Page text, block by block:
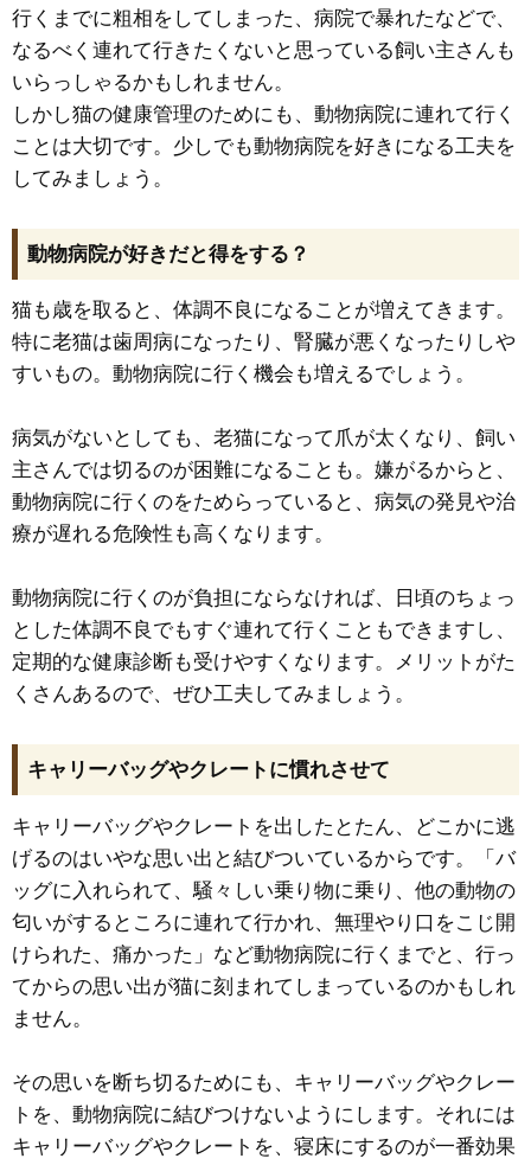
行くまでに粗相をしてしまった、病院で暴れたなどで、
なるべく連れて行きたくないと思っている飼い主さんも
いらっしゃるかもしれません。
しかし猫の健康管理のためにも、動物病院に連れて行く
ことは大切です。少しでも動物病院を好きになる工夫を
してみましょう。
動物病院が好きだと得をする？
猫も歳を取ると、体調不良になることが増えてきます。
特に老猫は歯周病になったり、腎臓が悪くなったりしや
すいもの。動物病院に行く機会も増えるでしょう。
病気がないとしても、老猫になって爪が太くなり、飼い
主さんでは切るのが困難になることも。嫌がるからと、
動物病院に行くのをためらっていると、病気の発見や治
療が遅れる危険性も高くなります。
動物病院に行くのが負担にならなければ、日頃のちょっ
とした体調不良でもすぐ連れて行くこともできますし、
定期的な健康診断も受けやすくなります。メリットがた
くさんあるので、ぜひ工夫してみましょう。
キャリーバッグやクレートに慣れさせて
キャリーバッグやクレートを出したとたん、どこかに逃
げるのはいやな思い出と結びついているからです。「バ
ッグに入れられて、騒々しい乗り物に乗り、他の動物の
匂いがするところに連れて行かれ、無理やり口をこじ開
けられた、痛かった」など動物病院に行くまでと、行っ
てからの思い出が猫に刻まれてしまっているのかもしれ
ません。
その思いを断ち切るためにも、キャリーバッグやクレー
トを、動物病院に結びつけないようにします。それには
キャリーバッグやクレートを、寝床にするのが一番効果